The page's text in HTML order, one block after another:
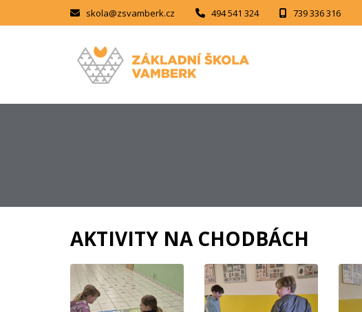
skola@zsvamberk.cz 494 541 324 739 336 316
AKTIVITY NA CHODBÁCH